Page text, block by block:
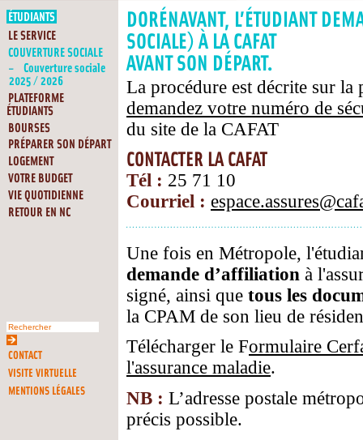
ÉTUDIANTS
LE SERVICE
COUVERTURE SOCIALE
Couverture sociale
2025 / 2026
PLATEFORME
ÉTUDIANTS
BOURSES
PRÉPARER SON DÉPART
LOGEMENT
VOTRE BUDGET
VIE QUOTIDIENNE
RETOUR EN NC
CONTACT
VISITE VIRTUELLE
MENTIONS LÉGALES
DORÉNAVANT, L’ÉTUDIANT
SOCIALE) À LA CAFAT
AVANT SON DÉPART.
La procédure est décrite sur la
demandez votre numéro de
du site de la CAFAT
CONTACTER LA CAFAT
Tél : 25 71 10
Courriel :
Une fois en Métropole,
demande d’affiliation à
signé, ainsi que tous les
la CPAM de son lieu de
Télécharger le Formulaire
l'assurance maladie.
NB : L’adresse postale
précis possible.